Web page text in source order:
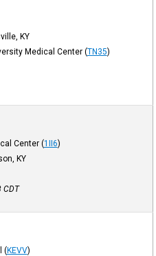
KY
Medical Center (TN35)
Center (1II6)
KY
CDT
(KEVV)